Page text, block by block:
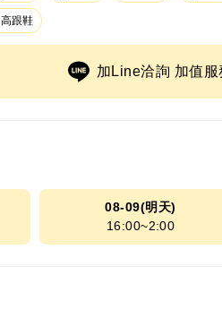
高跟鞋
加Line洽詢 加值服
08-09(明天)
16:00~2:00